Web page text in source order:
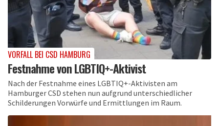
VORFALL BEI CSD HAMBURG
Festnahme von LGBTIQ+-Aktivist
Nach der Festnahme eines LGBTIQ+-Aktivisten am
Hamburger CSD stehen nun aufgrund unterschiedlicher
Schilderungen Vorwürfe und Ermittlungen im Raum.